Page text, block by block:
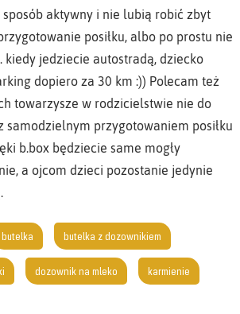
aktywny i nie lubią robić zbyt
posiłku, albo po prostu nie
jedziecie autostradą, dziecko
dopiero za 30 km :)) Polecam też
towarzysze w rodzicielstwie nie do
samodzielnym przygotowaniem posiłku
b.box będziecie same mogły
a ojcom dzieci pozostanie jedynie
butelka butelka z dozownikiem
dozownik na mleko karmienie